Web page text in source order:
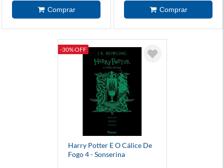
-30% OFF
Harry Potter E O Cálice De
Fogo 4 - Sonserina